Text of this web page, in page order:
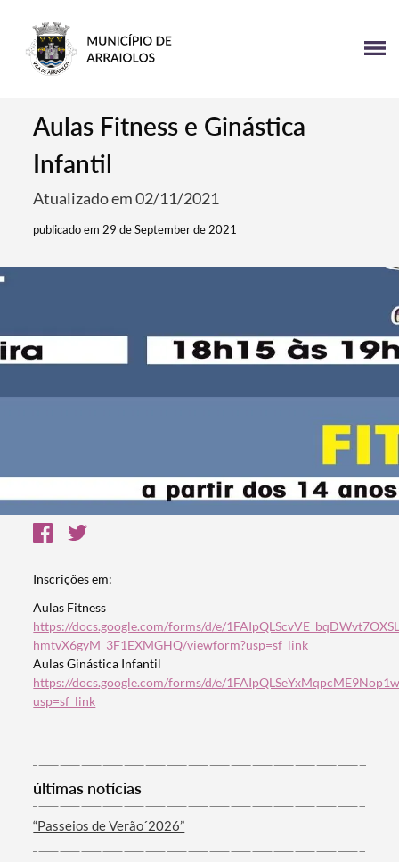
Aulas Fitness e Ginástica
Infantil
Atualizado em 02/11/2021
publicado em 29 de September de 2021
Inscrições em:
Aulas Fitness
https://docs.google.com/forms/d/e/
hmtvX6gyM_3F1EXMGHQ/viewform?usp=sf_link
Aulas Ginástica Infantil
https://docs.google.com/forms/d/e/
usp=sf_link
últimas notícias
“Passeios de Verão´2026”